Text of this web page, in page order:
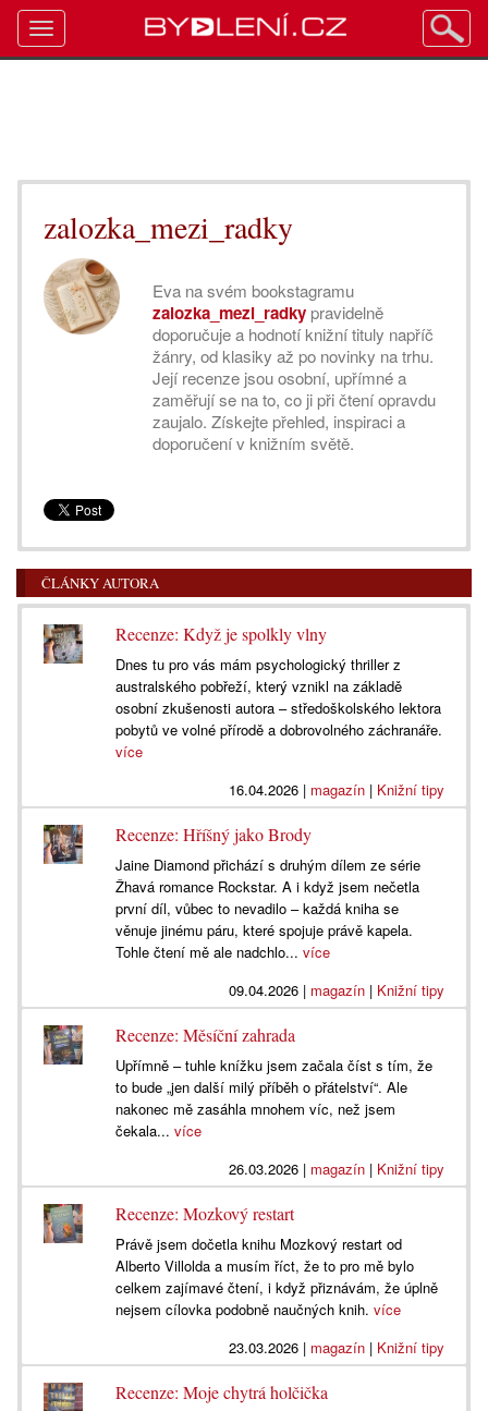
zalozka_mezi_radky
Eva na svém bookstagramu
zalozka_mezi_radkypravidelně
doporučuje a hodnotí knižní tituly napříč
žánry, od klasiky až po novinky na trhu.
Její recenze jsou osobní, upřímné a
zaměřují se na to, co ji při čtení opravdu
zaujalo. Získejte přehled, inspiraci a
doporučení v knižním světě.
ČLÁNKY AUTORA
Recenze: Když je spolkly vlny
Dnes tu pro vás mám psychologický thriller z
australského pobřeží, který vznikl na základě
osobní zkušenosti autora – středoškolského lektora
pobytů ve volné přírodě a dobrovolného záchranáře.
více
16.04.2026| magazín| Knižní tipy
Recenze: Hříšný jako Brody
Jaine Diamond přichází s druhým dílem ze série
Žhavá romance Rockstar. A i když jsem nečetla
první díl, vůbec to nevadilo – každá kniha se
věnuje jinému páru, které spojuje právě kapela.
Tohle čtení mě ale nadchlo...více
09.04.2026| magazín| Knižní tipy
Recenze: Měsíční zahrada
Upřímně – tuhle knížku jsem začala číst s tím, že
to bude „jen další milý příběh o přátelství“. Ale
nakonec mě zasáhla mnohem víc, než jsem
čekala...více
26.03.2026| magazín| Knižní tipy
Recenze: Mozkový restart
Právě jsem dočetla knihu Mozkový restart od
Alberto Villolda a musím říct, že to pro mě bylo
celkem zajímavé čtení, i když přiznávám, že úplně
nejsem cílovka podobně naučných knih.více
23.03.2026| magazín| Knižní tipy
Recenze: Moje chytrá holčička
Toggle
navigation